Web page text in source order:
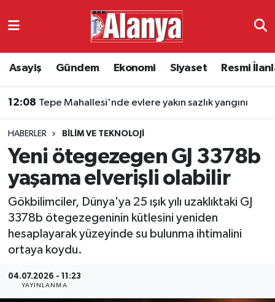
Asayiş Gündem Ekonomi Siyaset Resmi
12:08 Tepe Mahallesi'nde evlere yakın sazlık yangını
HABERLER BILIM VE TEKNOLOJI
Yeni ötegezegen GJ 3378b
yaşama elverişli olabilir
Gökbilimciler, Dünya'ya 25 ışık yılı uzaklıktaki GJ
3378b ötegezegeninin kütlesini yeniden
hesaplayarak yüzeyinde su bulunma ihtimalini
ortaya koydu.
04.07.2026 - 11:23
YAYINLANMA
Ekonomi
Resmi İlanlar
Alanyaspor
Turizm
Antalya Namaz Vakitleri
Antalya Trafik Yoğunluk Haritası
Süper Lig Puan Durumu ve Fikstür
Tüm Manşetler
Son Dakika Haberleri